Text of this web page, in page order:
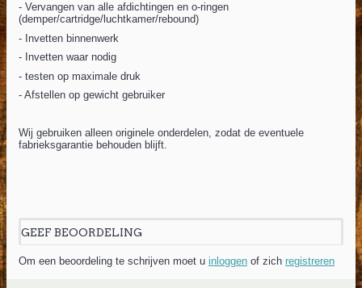
- Vervangen van alle afdichtingen en o-ringen
(demper/cartridge/luchtkamer/rebound)
- Invetten binnenwerk
- Invetten waar nodig
- testen op maximale druk
- Afstellen op gewicht gebruiker
Wij gebruiken alleen originele onderdelen, zodat de eventuele
fabrieksgarantie behouden blijft.
GEEF BEOORDELING
Om een beoordeling te schrijven moet u inloggen of zich registreren